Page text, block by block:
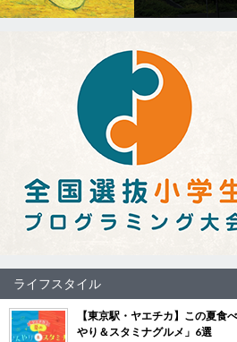
ライフスタイル
【東京駅・ヤエチカ】この夏食
やり＆スタミナグルメ」6選